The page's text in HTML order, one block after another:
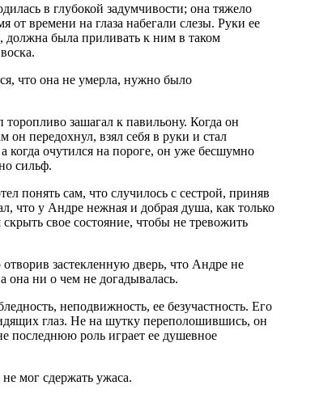
в глубокой задумчивости; она тяжело
от времени на глаза набегали слезы. Руки ее
должна была приливать к ним в таком
что она не умерла, нужно было
зашагал к павильону. Когда он
он передохнул, взял себя в руки и стал
когда очутился на пороге, он уже бесшумно
сильф.
понять сам, что случилось с сестрой, приняв
что у Андре нежная и добрая душа, как только
свое состояние, чтобы не тревожить
застекленную дверь, что Андре не
она ни о чем не догадывалась.
неподвижность, ее безучастность. Его
глаз. Не на шутку переполошившись, он
последнюю роль играет ее душевное
мог сдержать ужаса.